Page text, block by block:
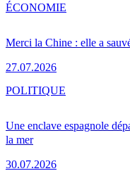
Merci la Chine : elle a
27.07.2026
ÉCONOMIE
Une enclave espagnole
la mer
30.07.2026
POLITIQUE